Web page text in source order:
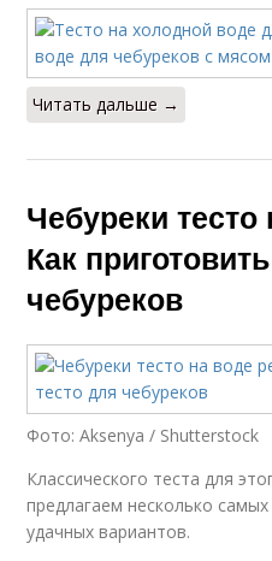
Читать дальше →
Чебуреки
Как
чебуреков
Фото: Aksenya / Shutterstock
Классического теста для
предлагаем несколько
удачных вариантов.